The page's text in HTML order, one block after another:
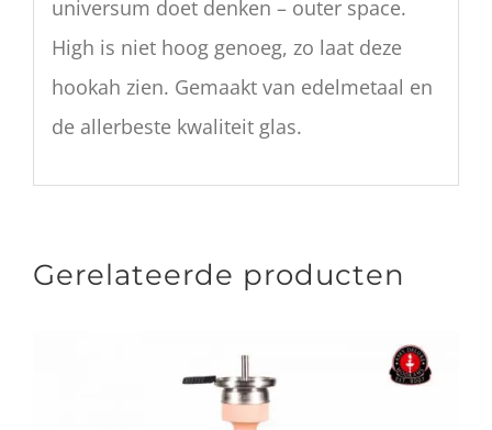
universum doet denken – outer space.
High is niet hoog genoeg, zo laat deze
hookah zien. Gemaakt van edelmetaal en
de allerbeste kwaliteit glas.
Gerelateerde producten